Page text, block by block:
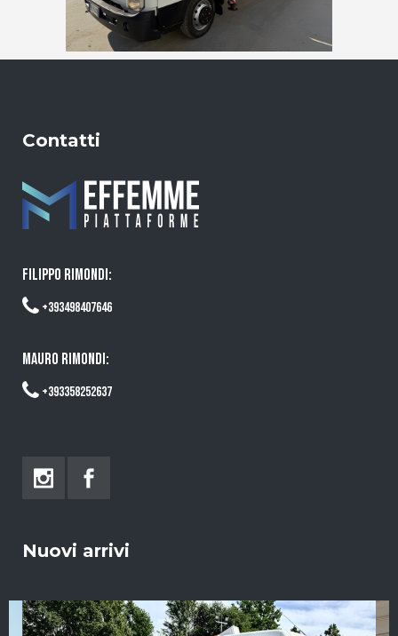
Contatti
FILIPPO RIMONDI:
+393498407646
MAURO RIMONDI:
+393358252637
Nuovi arrivi